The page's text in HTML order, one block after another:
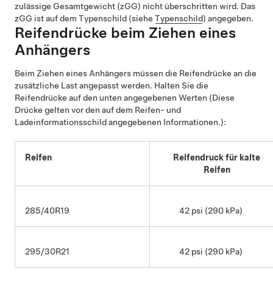
zulässige Gesamtgewicht (zGG) nicht überschritten wird. Das
zGG ist auf dem Typenschild (siehe Typenschild) angegeben.
Reifendrücke beim Ziehen eines
Anhängers
Beim Ziehen eines Anhängers müssen die Reifendrücke an die
zusätzliche Last angepasst werden. Halten Sie die
Reifendrücke auf den unten angegebenen Werten (Diese
Drücke gelten vor den auf dem Reifen- und
Ladeinformationsschild angegebenen Informationen.):
Reifen
Reifendruck für kalte
Reifen
285/40R19 42 psi (290 kPa)
295/30R21 42 psi (290 kPa)